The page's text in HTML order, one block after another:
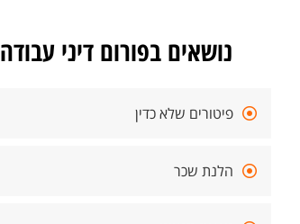
נושאים בפורום דיני עבודה
פיטורים שלא כדין
הלנת שכר